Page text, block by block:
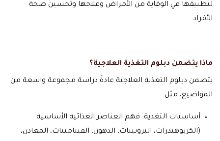
لتطبيقها في الوقاية من الأمراض وعلاجها وتحسين صحة
الأفراد.
ماذا يتضمن دبلوم التغذية العلاجية؟
يتضمن دبلوم التغذية العلاجية عادةً دراسة مجموعة واسعة من
المواضيع، مثل:
أساسيات التغذية: فهم العناصر الغذائية الأساسية
(الكربوهيدرات، البروتينات، الدهون، الفيتامينات، المعادن،